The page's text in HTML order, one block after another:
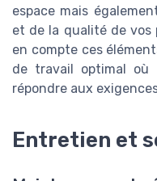
espace mais
et de la qualité de vos
en compte ces
de travail optimal où
répondre aux
Entretien et